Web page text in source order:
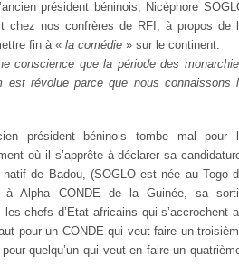
président béninois, Nicéphore
chez nos confrères de RFI, à propos de
fin à « la comédie » sur le continent.
conscience que la période des
est révolue parce que nous connaissons
président béninois tombe mal pour
où il s’apprête à déclarer sa
de Badou, (SOGLO est née au Togo
à Alpha CONDE de la Guinée, sa
chefs d’Etat africains qui s’accrochent
pour un CONDE qui veut faire un
quelqu’un qui veut en faire un